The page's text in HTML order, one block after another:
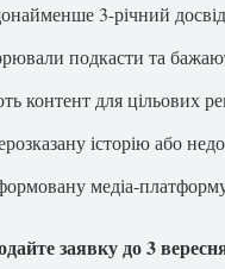
3-річний досвід
подкасти та
контент для цільових
історію або
медіа-
заявку до 3